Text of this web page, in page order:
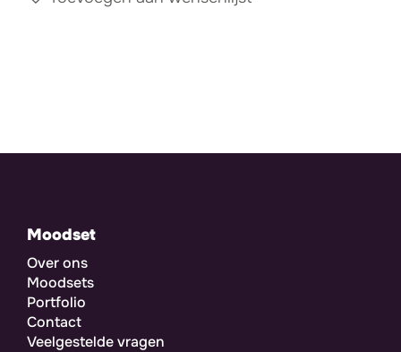
Moodset
Over ons
Moodsets
Portfolio
Contact
Veelgestelde vragen